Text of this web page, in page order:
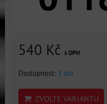
540 Kč s DPH
Dostupnost: 3 dni
ZVOLTE VARIANTU